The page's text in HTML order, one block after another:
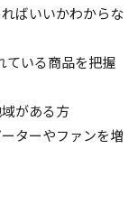
ばいいかわからな
ている商品を把握
がある方
ターやファンを増